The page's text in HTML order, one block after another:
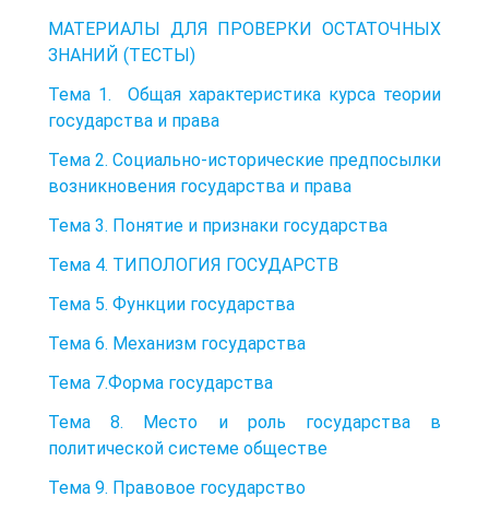
МАТЕРИАЛЫ ДЛЯ ПРОВЕРКИ ОСТАТОЧНЫХ
ЗНАНИЙ (ТЕСТЫ)
Тема 1. Общая характеристика курса теории
государства и права
Тема 2. Социально-исторические предпосылки
возникновения государства и права
Тема 3. Понятие и признаки государства
Тема 4. ТИПОЛОГИЯ ГОСУДАРСТВ
Тема 5. Функции государства
Тема 6. Механизм государства
Тема 7.Форма государства
Тема 8. Место и роль государства в
политической системе обществе
Тема 9. Правовое государство